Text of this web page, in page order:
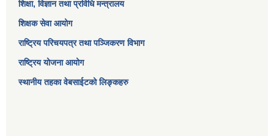
शिक्षा, विज्ञान तथा प्रविधि मन्त्रालय
शिक्षक सेवा आयोग
राष्ट्रिय परिचयपत्र तथा पञ्जिकरण विभाग
राष्ट्रिय योजना आयोग
स्थानीय तहका वेबसाईटको लिङ्कहरु